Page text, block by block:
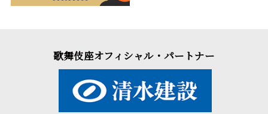
歌舞伎座オフィシャル・パートナー